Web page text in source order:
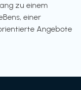
zu einem
einer
Angebote